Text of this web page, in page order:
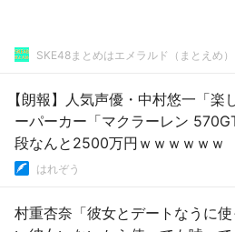
SKE48まとめはエメラルド（まとえめ）
【朗報】人気声優・中村悠一「
ーパーカー「マクラーレン
段なんと2500万円ｗｗｗｗｗｗ
はれぞう
村重杏奈「彼女とデートなうに